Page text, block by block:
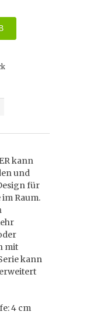
kann
und
für
Raum.
mit
kann
4 cm